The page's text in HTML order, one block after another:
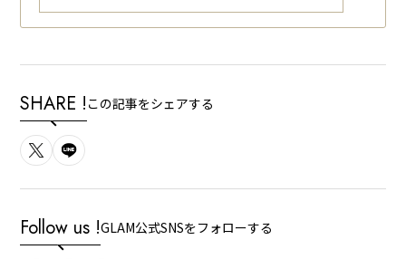
SHARE ! この記事をシェアする
Follow us !GLAM公式SNSをフォローする